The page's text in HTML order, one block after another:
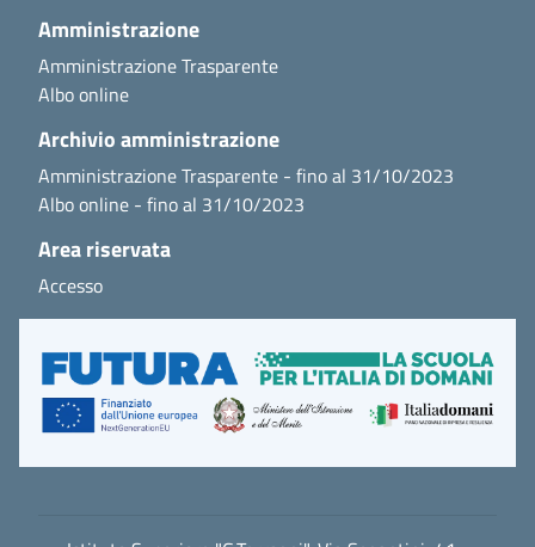
Amministrazione
Amministrazione Trasparente
Albo online
Archivio amministrazione
Amministrazione Trasparente - fino al 31/10/2023
Albo online - fino al 31/10/2023
Area riservata
Accesso